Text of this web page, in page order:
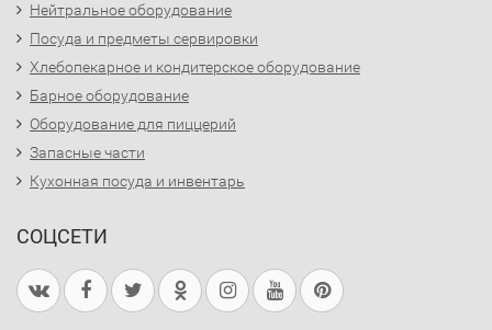
Нейтральное оборудование
Посуда и предметы сервировки
Хлебопекарное и кондитерское оборудование
Барное оборудование
Оборудование для пиццерий
Запасные части
Кухонная посуда и инвентарь
СОЦСЕТИ